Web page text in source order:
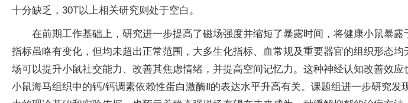
十分缺乏，30T以上相关研究则处于空白。
在前期工作基础上，研究进一步提高了磁场强度并缩短了暴露时间，将健康小鼠暴
指标虽略有变化，但均未超出正常范围，大多生化指标、血常规及重要器官的组织形态
场可以提升小鼠社交能力、改善其焦虑情绪，并提高空间记忆力。这种神经认知改善效
小鼠海马组织中的钙/钙调素依赖性蛋白激酶Ⅱ的表达水平升高有关。课题组进一步研究